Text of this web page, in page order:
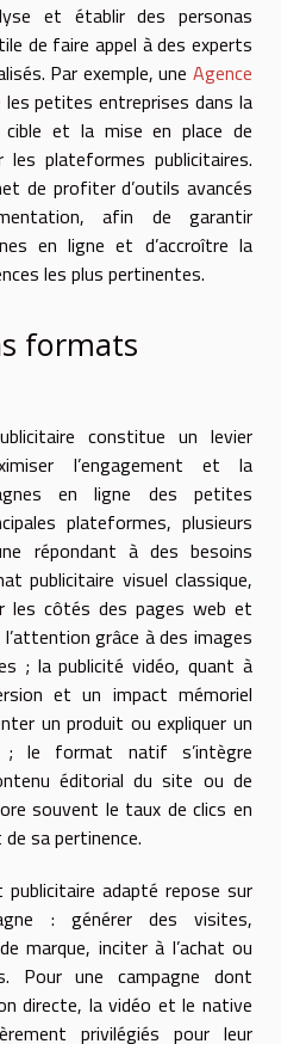
et établir des personas
de faire appel à des experts
Par exemple, une Agence
les petites entreprises dans la
et la mise en place de
plateformes publicitaires.
de profiter d’outils avancés
afin de garantir
en ligne et d’accroître la
les plus pertinentes.
formats
constitue un levier
l’engagement et la
en ligne des petites
plateformes, plusieurs
répondant à des besoins
publicitaire visuel classique,
les côtés des pages web et
grâce à des images
; la publicité vidéo, quant à
et un impact mémoriel
un produit ou expliquer un
; le format natif s’intègre
éditorial du site ou de
souvent le taux de clics en
sa pertinence.
adapté repose sur
: générer des visites,
marque, inciter à l’achat ou
Pour une campagne dont
directe, la vidéo et le native
privilégiés pour leur